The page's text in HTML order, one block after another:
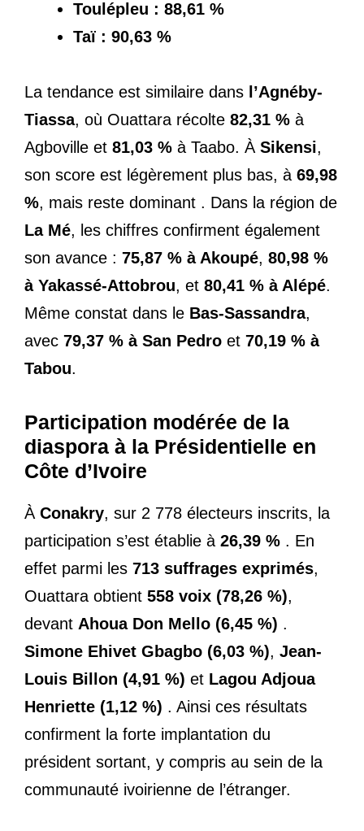
Toulépleu : 88,61 %
Taï : 90,63 %
La tendance est similaire dans l’Agnéby-
Tiassa, où Ouattara récolte 82,31 % à
Agboville et 81,03 % à Taabo. À Sikensi,
son score est légèrement plus bas, à 69,98
%, mais reste dominant . Dans la région de
La Mé, les chiffres confirment également
son avance : 75,87 % à Akoupé, 80,98 %
à Yakassé-Attobrou, et 80,41 % à Alépé.
Même constat dans le Bas-Sassandra,
avec 79,37 % à San Pedro et 70,19 % à
Tabou.
Participation modérée de la
diaspora à la Présidentielle en
Côte d’Ivoire
À Conakry, sur 2 778 électeurs inscrits, la
participation s’est établie à 26,39 % . En
effet parmi les 713 suffrages exprimés,
Ouattara obtient 558 voix (78,26 %),
devant Ahoua Don Mello (6,45 %) .
Simone Ehivet Gbagbo (6,03 %), Jean-
Louis Billon (4,91 %) et Lagou Adjoua
Henriette (1,12 %) . Ainsi ces résultats
confirment la forte implantation du
président sortant, y compris au sein de la
communauté ivoirienne de l’étranger.